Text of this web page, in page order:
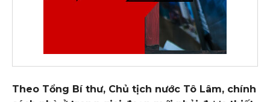
Theo Tổng Bí thư, Chủ tịch nước Tô Lâm, chính